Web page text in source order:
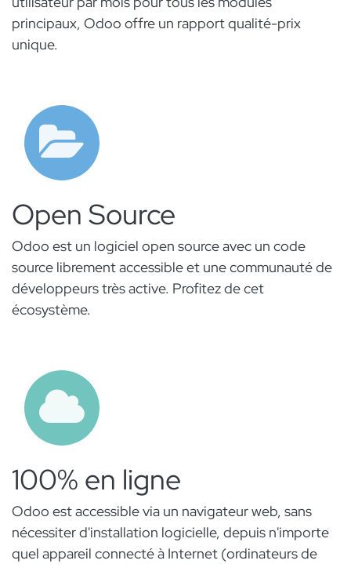
principaux, Odoo offre un rapport qualité-prix
unique.
Open Source
Odoo est un logiciel open source avec un code
source librement accessible et une communauté de
développeurs très active. Profitez de cet
écosystème.
100% en ligne
Odoo est accessible via un navigateur web, sans
nécessiter d'installation logicielle, depuis n'importe
quel appareil connecté à Internet (ordinateurs de